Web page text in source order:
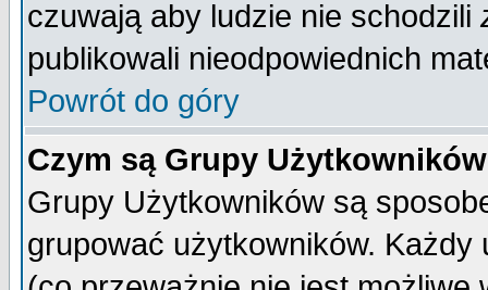
czuwają aby ludzie nie schodzili
publikowali nieodpowiednich
Powrót do góry
Czym są Grupy
Grupy Użytkowników są
grupować użytkowników.